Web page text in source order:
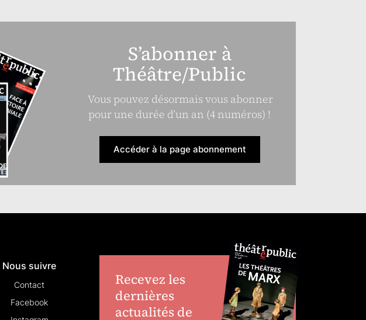
S’abonner à
Théâtre/Public
Vous pouvez désormais vous abonner
pour une durée d’un an (4 numéros) !
Accéder à la page abonnement
Nous suivre
Contact
Facebook
Recevez les
dernières
actualités de